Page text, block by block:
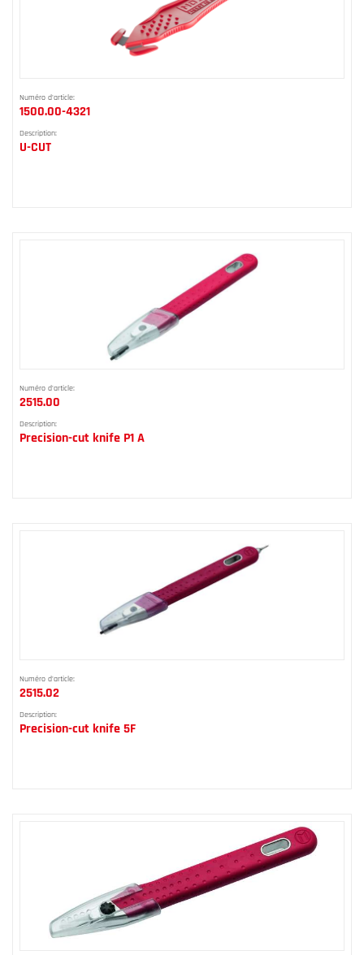
Numéro d'article:
1500.00-4321
Description:
U-CUT
Numéro d'article:
2515.00
Description:
Precision-cut knife P1 A
Numéro d'article:
2515.02
Description:
Precision-cut knife 5F